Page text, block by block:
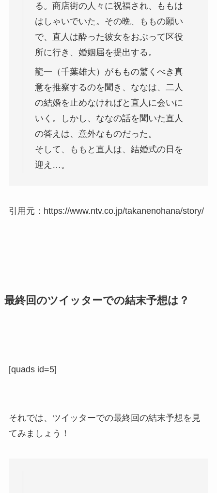
る。商店街の人々に祝福され、ももは
はしゃいでいた。その晩、ももの願い
で、直人は酔った彼女をおぶって区役
所に行き、婚姻届を提出する。
龍一（千葉雄大）がももの驚くべき真
意を推察するのを聞き、ななは、二人
の結婚を止めなければと直人に会いに
いく。しかし、ななの話を聞いた直人
の答えは、意外なものだった。
そして、ももと直人は、結婚式の日を
迎え…。
引用元：https://www.ntv.co.jp/takanenohana/story/
最終回のツイッターでの結末予想は？
[quads id=5]
それでは、ツイッターでの最終回の結末予想を見
てみましょう！